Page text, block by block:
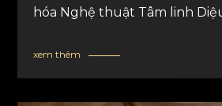
hóa Nghệ thuật Tâm linh
được tổ chức thành công tốt
diện trang nghiêm của chư
xem thêm